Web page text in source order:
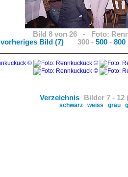
Bild 8 von 26 - Foto:
vorheriges Bild (7) 300 - 500 - 800
Verzeichnis
Bilder 7 - 12
schwarz weiss grau